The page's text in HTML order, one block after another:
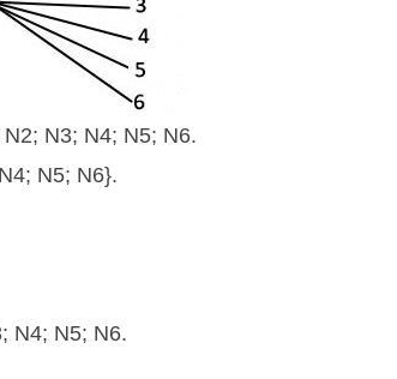
N3; N4; N5; N6.
N5; N6}.
N4; N5; N6.